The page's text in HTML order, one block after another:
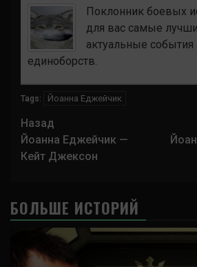
Поклонник боевых
для вас самые
актуальные события
единоборств.
Tags: Йоанна Еджейчик
Навигация
записи
Назад
Йоанна Еджейчик —
Кейт Джексон
БОЛЬШЕ ИСТОРИЙ